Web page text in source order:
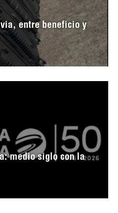
entre beneficio y
medio siglo con la